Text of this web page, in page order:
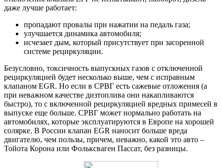
даже лучше работает:
пропадают провалы при нажатии на педаль газа;
улучшается динамика автомобиля;
исчезает дым, который присутствует при засоренной
системе рециркуляции.
Безусловно, токсичность выпускных газов с отключенной
рециркуляцией будет несколько выше, чем с исправным
клапаном EGR. Но если в СРВГ есть сажевые отложения (а
при неважном качестве дизтоплива они накапливаются
быстро), то с включенной рециркуляцией вредных примесей в
выпуске еще больше. СРВГ может нормально работать на
автомобилях, которые эксплуатируются в Европе на хорошей
солярке. В России клапан EGR наносит больше вреда
двигателю, чем пользы, причем, неважно, какой это авто –
Тойота Корона или Фольксваген Пассат, без разницы.